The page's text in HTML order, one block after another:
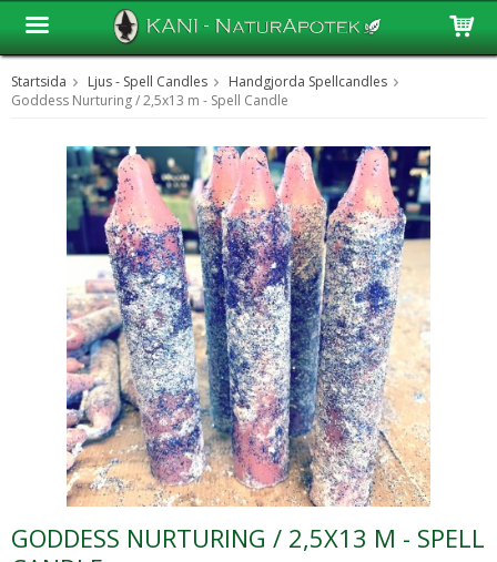
Produkten har blivit tillagd i varukorgen
Startsida Ljus - Spell Candles
Handgjorda Spellcandles
Goddess Nurturing / 2,5x13 m - Spell Candle
GODDESS NURTURING / 2,5X13 M - SPELL